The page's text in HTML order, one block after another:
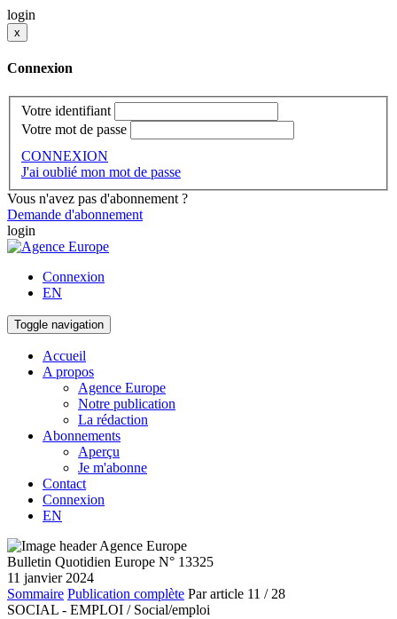
login
x
Connexion
Votre identifiant
Votre mot de passe
CONNEXION
J'ai oublié mon mot de passe
Vous n'avez pas d'abonnement ?
Demande d'abonnement
login
Connexion
EN
Toggle navigation
Accueil
A propos
Agence Europe
Notre publication
La rédaction
Abonnements
Aperçu
Je m'abonne
Contact
Connexion
EN
Bulletin Quotidien Europe N° 13325
11 janvier 2024
Sommaire Publication complète Par article 11 / 28
SOCIAL - EMPLOI / Social/emploi